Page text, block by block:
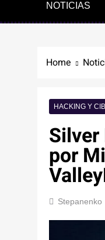
NOTICIAS
Home
HACKING Y
por
Stepanenko